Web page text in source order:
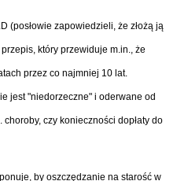
(posłowie zapowiedzieli, że złożą ją
który przewiduje m.in., że
przez co najmniej 10 lat.
jest "niedorzeczne" i oderwane od
czy konieczności dopłaty do
by oszczędzanie na starość w